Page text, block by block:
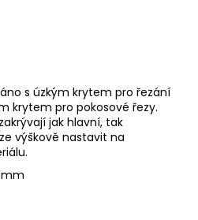
s úzkým krytem pro řezání
krytem pro pokosové řezy.
jak hlavní, tak
výškově nastavit na